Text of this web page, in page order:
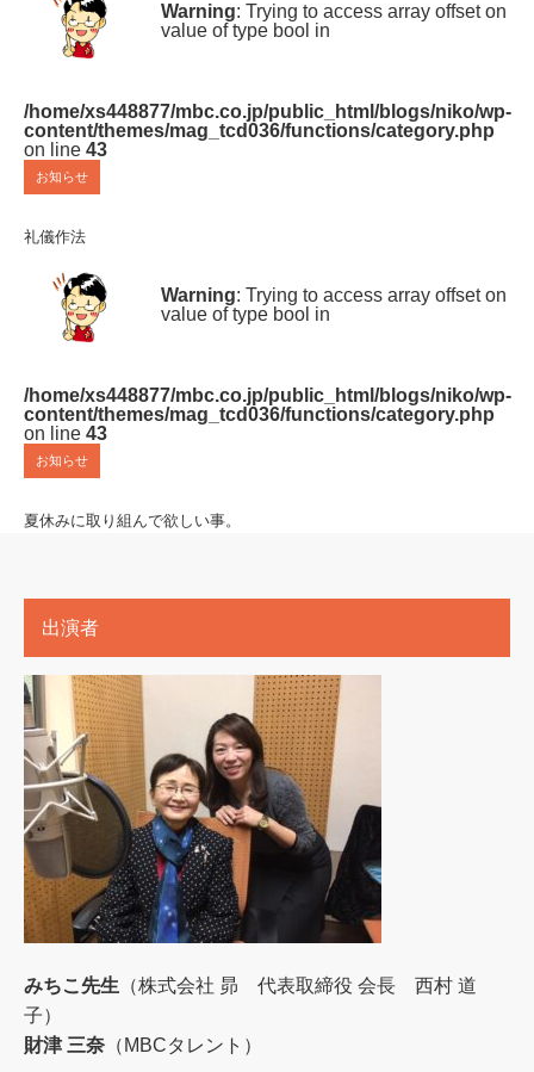
Warning: Trying to access array offset on
value of type bool in
/home/xs448877/mbc.co.jp/public_html/blogs/niko/wp-
content/themes/mag_tcd036/functions/category.php
on line 43
お知らせ
礼儀作法
Warning: Trying to access array offset on
value of type bool in
/home/xs448877/mbc.co.jp/public_html/blogs/niko/wp-
content/themes/mag_tcd036/functions/category.php
on line 43
お知らせ
夏休みに取り組んで欲しい事。
出演者
みちこ先生 （株式会社 昴 代表取締役 会長 西村 道
子）
財津 三奈 （MBCタレント）